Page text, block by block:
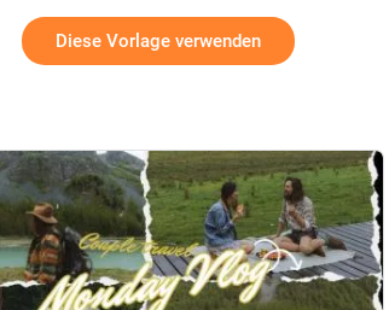
Diese Vorlage verwenden